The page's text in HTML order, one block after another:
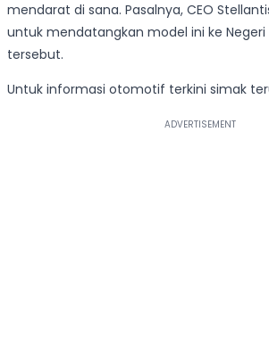
mendarat di sana. Pasalnya, CEO
untuk mendatangkan model ini ke Negeri
tersebut.
Untuk informasi otomotif terkini simak